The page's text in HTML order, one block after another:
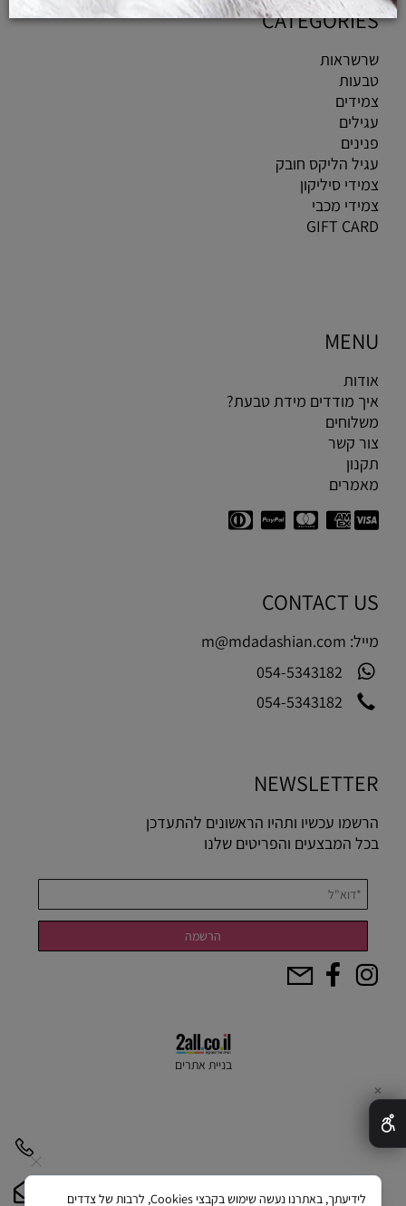
CATEGORIES
שרשראות
טבעות
צמידים
עגילים
פנינים
עגיל הליקס חובק
צמידי סיליקון
צמידי מכבי
GIFT CARD
MENU
אודות
איך מודדים מידת טבעת?
משלוחים
צור קשר
תקנון
מאמרים
CONTACT US
מייל: m@mdadashian.com
054-5343182
054-5343182
NEWSLETTER
הרשמו עכשיו ותהיו הראשונים להתעדכן
בכל המבצעים והפריטים שלנו
בניית אתרים
✕
לידיעתך, באתרנו נעשה שימוש בקבצי Cookies, לרבות של צדדים